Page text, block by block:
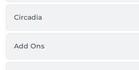
Circadia
Add Ons